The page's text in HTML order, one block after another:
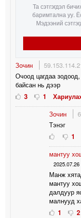
Та сэтгэгдэл
баримтална уу.
Мэдээний
Зочин
Очоод цагдаа
байсан нь дээр
3
1
Зочин
Тэнэг
1
мантуу
2025.07.26
Манж
мантуу
далдуур
малнууд
1
2